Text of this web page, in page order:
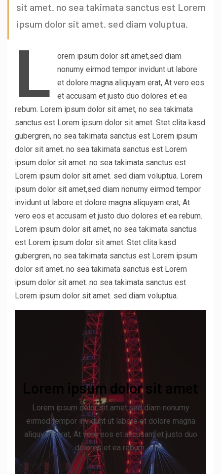
sit amet. no sea takimata sanctus est Lorem
ipsum dolor sit amet. sed diam voluptua.
L
orem ipsum dolor sit amet,sed diam
nonumy eirmod tempor invidunt ut labore
et dolore magna aliquyam erat, At vero eos
et accusam et justo duo dolores et ea
rebum. Lorem ipsum dolor sit amet, no sea takimata
sanctus est Lorem ipsum dolor sit amet. Stet clita kasd
gubergren, no sea takimata sanctus est Lorem ipsum
dolor sit amet. no sea takimata sanctus est Lorem
ipsum dolor sit amet. no sea takimata sanctus est
Lorem ipsum dolor sit amet. sed diam voluptua. Lorem
ipsum dolor sit amet,sed diam nonumy eirmod tempor
invidunt ut labore et dolore magna aliquyam erat, At
vero eos et accusam et justo duo dolores et ea rebum.
Lorem ipsum dolor sit amet, no sea takimata sanctus
est Lorem ipsum dolor sit amet. Stet clita kasd
gubergren, no sea takimata sanctus est Lorem ipsum
dolor sit amet. no sea takimata sanctus est Lorem
ipsum dolor sit amet. no sea takimata sanctus est
Lorem ipsum dolor sit amet. sed diam voluptua.
Lorem ipsum dolor sit amet
Lorem ipsum dolor sit amet,sed diam nonumy
eirmod tempor invidunt ut labore et dolore magna
aliquyam erat, At vero eos et accusam et justo duo
dolores et ea rebum.